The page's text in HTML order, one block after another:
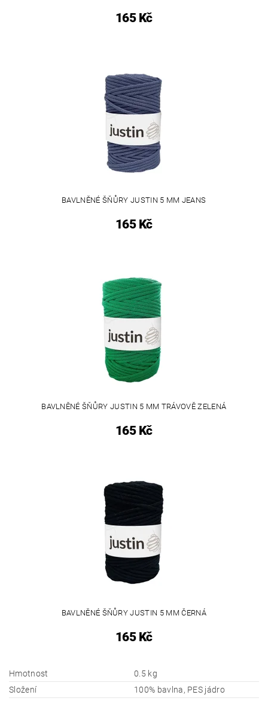
165 Kč
BAVLNĚNÉ ŠŇŮRY JUSTIN 5 MM JEANS
165 Kč
BAVLNĚNÉ ŠŇŮRY JUSTIN 5 MM TRÁVOVĚ ZELENÁ
165 Kč
BAVLNĚNÉ ŠŇŮRY JUSTIN 5 MM ČERNÁ
165 Kč
Hmotnost
0.5 kg
Složení
100% bavlna, PES jádro